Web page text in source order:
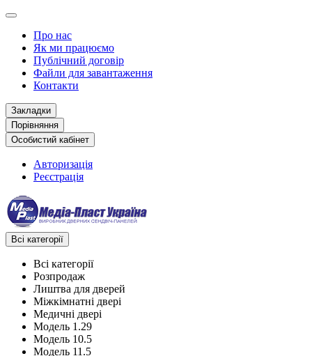
Про нас
Як ми працюємо
Публічний договір
Файли для завантаження
Контакти
Закладки
Порівняння
Особистий кабінет
Авторизація
Реєстрація
Всі категорії
Всі категорії
Розпродаж
Лиштва для дверей
Міжкімнатні двері
Медичні двері
Модель 1.29
Модель 10.5
Модель 11.5